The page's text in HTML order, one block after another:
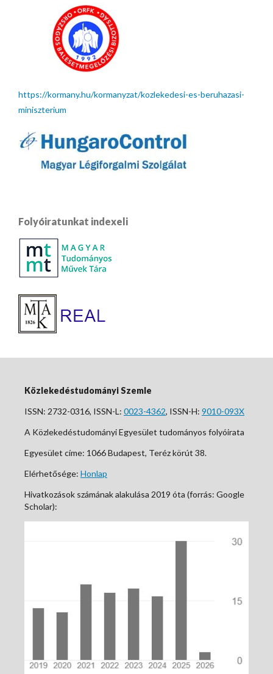
https://kormany.hu/kormanyzat/kozlekedesi-es-beruhazasi-
miniszterium
Folyóiratunkat indexeli
Közlekedéstudományi Szemle
ISSN: 2732-0316, ISSN-L: 0023-4362, ISSN-H: 9010-093X
A Közlekedéstudományi Egyesület tudományos folyóirata
Egyesület címe: 1066 Budapest, Teréz körút 38.
Elérhetősége: Honlap
Hivatkozások számának alakulása 2019 óta (forrás: Google
Scholar):